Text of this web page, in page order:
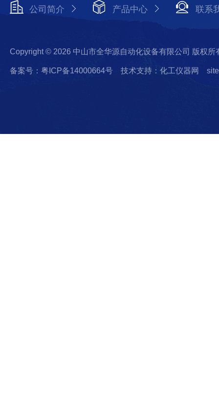
公司简介 产品中心 联系
Copyright © 2026 中山市全华源自动化设备有限公司 版权所
备案号：粤ICP备14000664号 技术支持：化工仪器网